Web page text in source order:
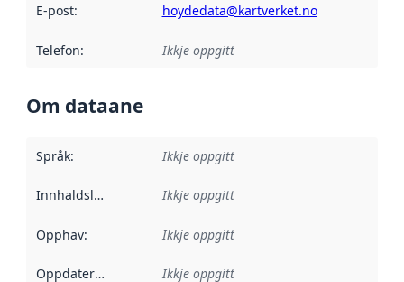
E-post: hoydedata@kartverket.no
Telefon: Ikkje oppgitt
Om dataane
Språk: Ikkje oppgitt
Innhaldsleverandørar :
Ikkje oppgitt
Opphav: Ikkje oppgitt
Oppdateringsfrekvens :
Ikkje oppgitt